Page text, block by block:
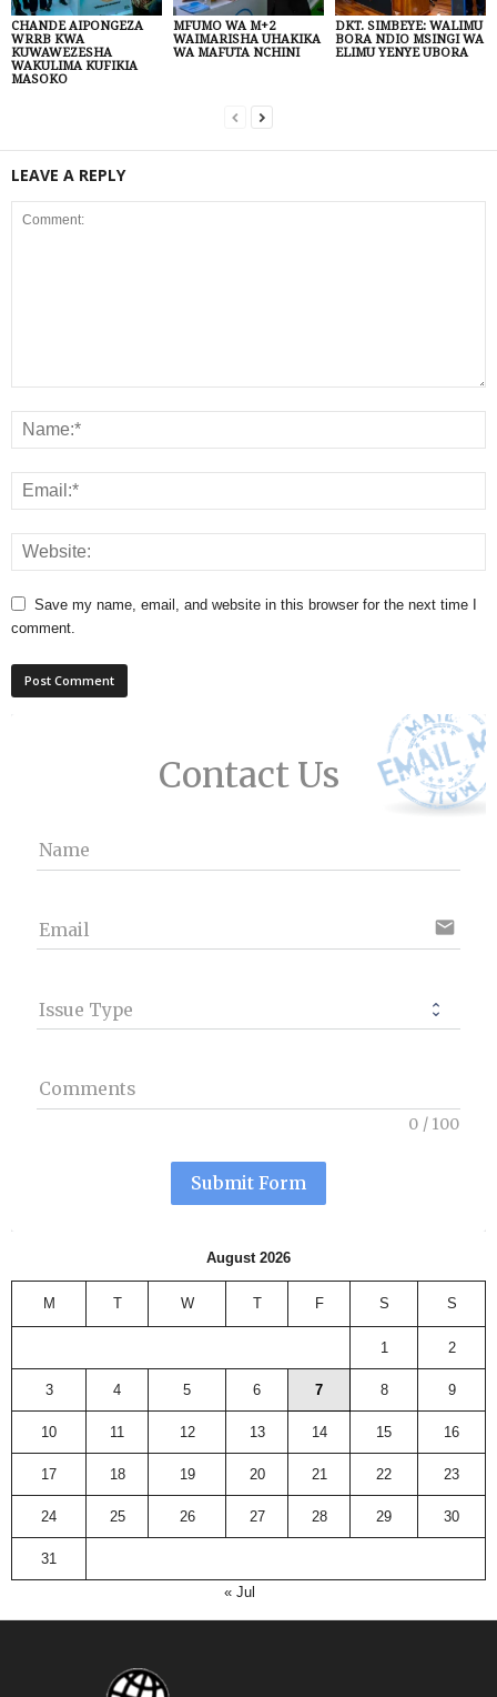
CHANDE AIPONGEZA
WRRB KWA
KUWAWEZESHA
WAKULIMA KUFIKIA
MASOKO
MFUMO WA M+2
WAIMARISHA UHAKIKA
WA MAFUTA NCHINI
DKT. SIMBEYE: WALIMU
BORA NDIO MSINGI WA
ELIMU YENYE UBORA
LEAVE A REPLY
Save my name, email, and website in this browser for the next time I
comment.
Contact Us
Name
Email email
Issue Type
Comments
0 / 100
Submit Form
August 2026
M T W T F S S
1 2
3 4 5 6 7 8 9
10 11 12 13 14 15 16
17 18 19 20 21 22 23
24 25 26 27 28 29 30
31
« Jul